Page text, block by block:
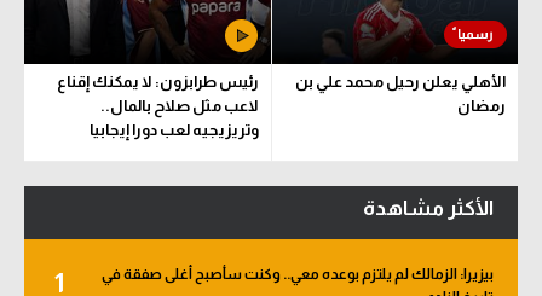
الأهلي يعلن رحيل محمد علي بن
رمضان
رئيس طرابزون: لا يمكنك إقناع
لاعب مثل صلاح بالمال..
وتريزيجيه لعب دورا إيجابيا
الأكثر مشاهدة
1
بيزيرا: الزمالك لم يلتزم بوعده معي.. وكنت سأصبح أغلى صفقة في